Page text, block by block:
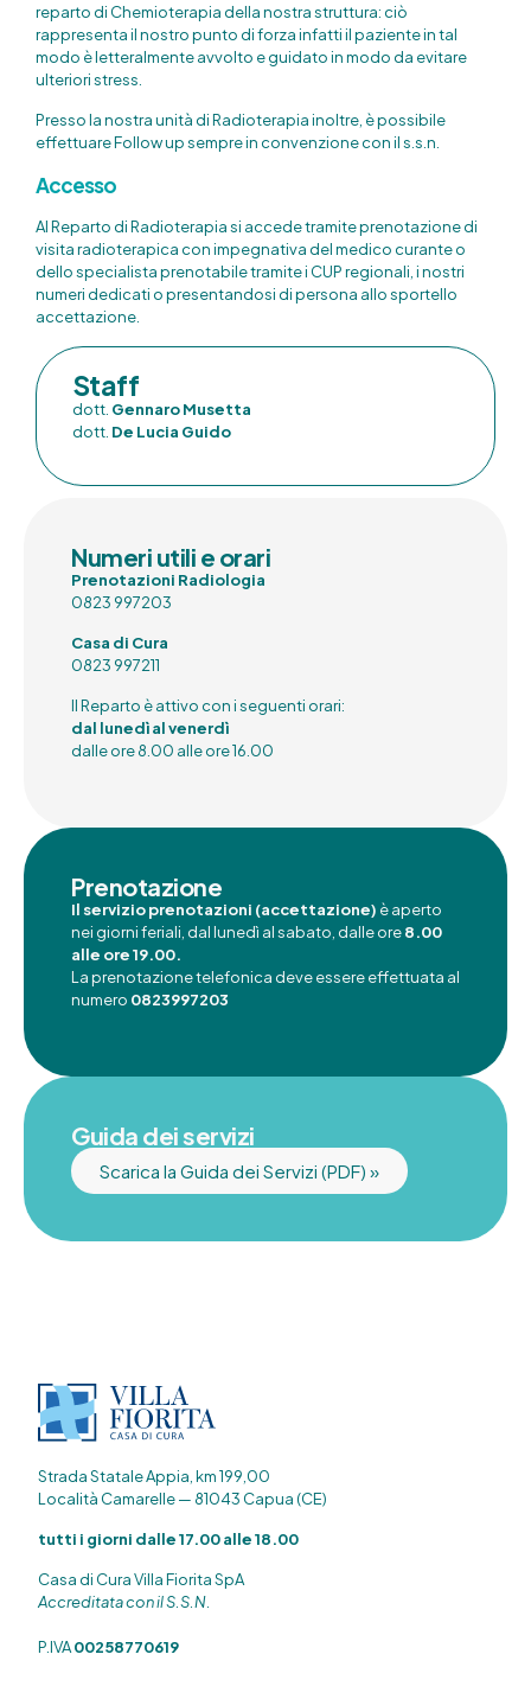
reparto di Chemioterapia della nostra struttura: ciò
rappresenta il nostro punto di forza infatti il paziente in tal
modo è letteralmente avvolto e guidato in modo da evitare
ulteriori stress.
Presso la nostra unità di Radioterapia inoltre, è possibile
effettuare Follow up sempre in convenzione con il s.s.n.
Accesso
Al Reparto di Radioterapia si accede tramite prenotazione di
visita radioterapica con impegnativa del medico curante o
dello specialista prenotabile tramite i CUP regionali, i nostri
numeri dedicati o presentandosi di persona allo sportello
accettazione.
Staff
dott. Gennaro Musetta
dott. De Lucia Guido
Numeri utili e orari
Prenotazioni Radiologia
0823 997203
Casa di Cura
0823 997211
Il Reparto è attivo con i seguenti orari:
dal lunedì al venerdì
dalle ore 8.00 alle ore 16.00
Prenotazione
Il servizio prenotazioni (accettazione) è aperto
nei giorni feriali, dal lunedì al sabato, dalle ore8.00
alle ore 19.00.
La prenotazione telefonica deve essere effettuata al
numero 0823997203
Guida dei servizi
Scarica la Guida dei Servizi (PDF) »
Strada Statale Appia, km 199,00
Località Camarelle — 81043 Capua (CE)
tutti i giorni dalle 17.00 alle 18.00
Casa di Cura Villa Fiorita SpA
Accreditata con il S.S.N.
P.IVA00258770619